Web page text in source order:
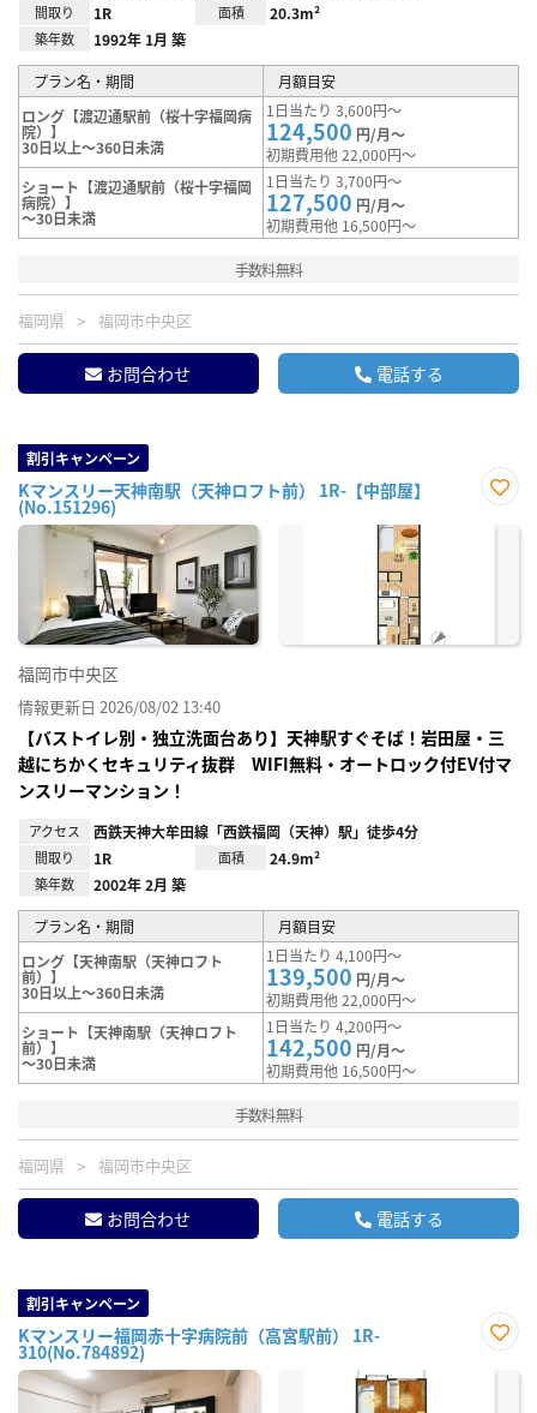
間取り 1R 面積 20.3m²
築年数 1992年 1月 築
プラン名・期間
月額目安
ロング【渡辺通駅前（桜十字福岡病
院）】
30日以上～360日未満
1日当たり 3,600円～
124,500 円/月～
初期費用他 22,000円～
ショート【渡辺通駅前（桜十字福岡
病院）】
～30日未満
1日当たり 3,700円～
127,500 円/月～
初期費用他 16,500円～
手数料無料
福岡県 福岡市中央区
お問合わせ 電話する
割引キャンペーン
Kマンスリー天神南駅（天神ロフト前） 1R-【中部屋】
(No.151296)
に入
福岡市中央区
情報更新日 2026/08/02 13:40
【バストイレ別・独立洗面台あり】天神駅すぐそば！岩田屋・三
越にちかくセキュリティ抜群 WIFI無料・オートロック付EV付マ
ンスリーマンション！
アクセス 西鉄天神大牟田線「西鉄福岡（天神）駅」徒歩4分
間取り 1R 面積 24.9m²
築年数 2002年 2月 築
プラン名・期間
月額目安
ロング【天神南駅（天神ロフト
前）】
30日以上～360日未満
1日当たり 4,100円～
139,500 円/月～
初期費用他 22,000円～
ショート【天神南駅（天神ロフト
前）】
～30日未満
1日当たり 4,200円～
142,500 円/月～
初期費用他 16,500円～
手数料無料
福岡県 福岡市中央区
お問合わせ 電話する
割引キャンペーン
Kマンスリー福岡赤十字病院前（高宮駅前） 1R-
310(No.784892)
に入